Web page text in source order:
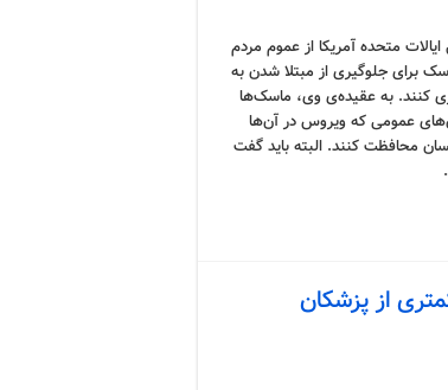
متحده آمریکا از عموم مردم
برای جلوگیری از مبتلا شدن به
کنند. به عقیده‌ی وی، ماسک‌ها
عمومی که ویروس در آن‌ها
محافظت کنند. البته باید گفت
از پزشکان